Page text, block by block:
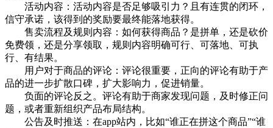
活动内容：活动内容是否足够吸引力？且有连贯的闭环，
信守承诺，该得到的奖励要最终能落地获得。
售卖流程及规则内容：如何获得商品？是拼单，还是砍价
免费领，还是分享领取，规则内容明确可行、可落地、可执
行、有结果。
用户对于商品的评论：评论很重要，正向的评论有助于产
品的进一步扩散口碑，扩大影响力，促进销量。
负面的评论反之。评论有助于商家发现问题，及时修正问
题，或者重新组织产品布局结构。
公告及时推送：在app站内，比如“谁正在拼这个商品”“谁